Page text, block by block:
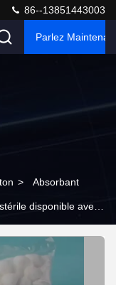
86--13851443003
Parlez
> Absorbant
disponible avec